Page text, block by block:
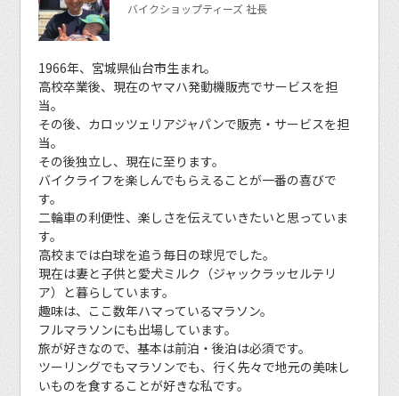
バイクショップティーズ 社長
1966年、宮城県仙台市生まれ。
高校卒業後、現在のヤマハ発動機販売でサービスを担
当。
その後、カロッツェリアジャパンで販売・サービスを担
当。
その後独立し、現在に至ります。
バイクライフを楽しんでもらえることが一番の喜びで
す。
二輪車の利便性、楽しさを伝えていきたいと思っていま
す。
高校までは白球を追う毎日の球児でした。
現在は妻と子供と愛犬ミルク（ジャックラッセルテリ
ア）と暮らしています。
趣味は、ここ数年ハマっているマラソン。
フルマラソンにも出場しています。
旅が好きなので、基本は前泊・後泊は必須です。
ツーリングでもマラソンでも、行く先々で地元の美味し
いものを食することが好きな私です。